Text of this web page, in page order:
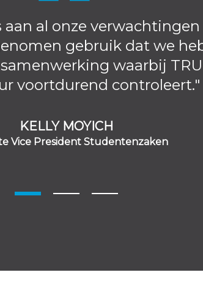
al onze
gebruik dat we
waarbij
voortdurend controleert."
KELLY MOYICH
Vice President Studentenzaken